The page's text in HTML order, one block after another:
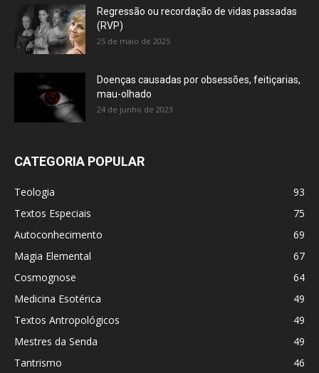
Regressão ou recordação de vidas passadas
(RVP)
25 de maio de 2025
Doenças causadas por obsessões, feitiçarias,
mau-olhado
24 de junho de 2023
CATEGORIA POPULAR
Teologia
93
Textos Especiais
75
Autoconhecimento
69
Magia Elemental
67
Cosmognose
64
Medicina Esotérica
49
Textos Antropológicos
49
Mestres da Senda
49
Tantrismo
46